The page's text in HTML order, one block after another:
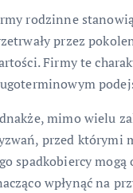
rodzinne
przez
Firmy te
mimo wielu
przed którymi
spadkobiercy
wpłynąć na